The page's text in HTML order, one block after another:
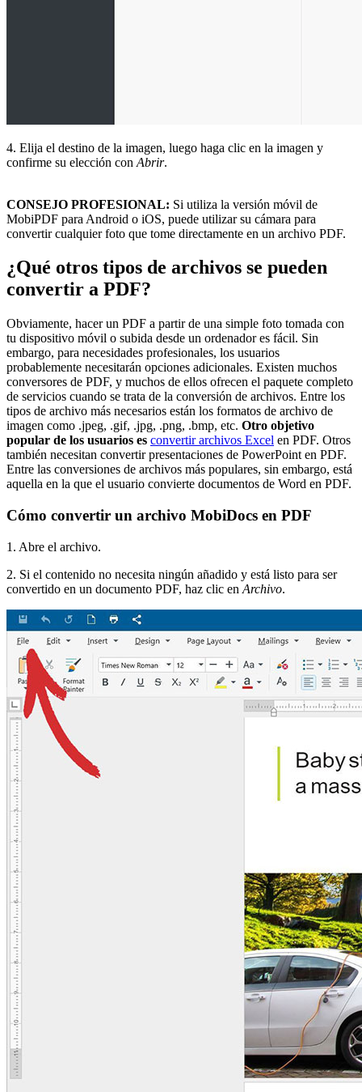
4. Elija el destino de la imagen, luego haga clic en la imagen y
confirme su elección con Abrir.
CONSEJO PROFESIONAL: Si utiliza la versión móvil de
MobiPDF para Android o iOS, puede utilizar su cámara para
convertir cualquier foto que tome directamente en un archivo PDF.
¿Qué otros tipos de archivos se pueden
convertir a PDF?
Obviamente, hacer un PDF a partir de una simple foto tomada con
tu dispositivo móvil o subida desde un ordenador es fácil. Sin
embargo, para necesidades profesionales, los usuarios
probablemente necesitarán opciones adicionales. Existen muchos
conversores de PDF, y muchos de ellos ofrecen el paquete completo
de servicios cuando se trata de la conversión de archivos. Entre los
tipos de archivo más necesarios están los formatos de archivo de
imagen como .jpeg, .gif, .jpg, .png, .bmp, etc. Otro objetivo
popular de los usuarios es convertir archivos Excel en PDF. Otros
también necesitan convertir presentaciones de PowerPoint en PDF.
Entre las conversiones de archivos más populares, sin embargo, está
aquella en la que el usuario convierte documentos de Word en PDF.
Cómo convertir un archivo MobiDocs en PDF
1. Abre el archivo.
2. Si el contenido no necesita ningún añadido y está listo para ser
convertido en un documento PDF, haz clic en Archivo.